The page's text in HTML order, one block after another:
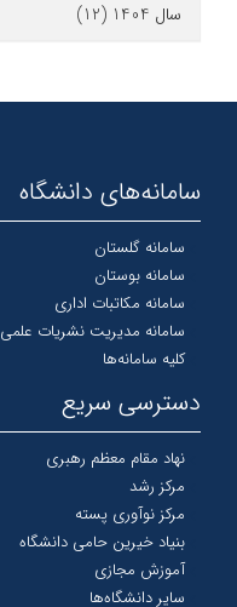
سال 1404 (12)
سامانه‌های دانشگاه
سامانه گلستان
سامانه بوستان
سامانه مکاتبات اداری
سامانه مدیریت نشریات علمی
کلیه سامانه‌ها
دسترسی سریع
نهاد مقام معظم رهبری
مرکز رشد
مرکز نوآوری پسته
بنیاد خیرین حامی دانشگاه
آموزش مجازی
سایر دانشگاه‌ها